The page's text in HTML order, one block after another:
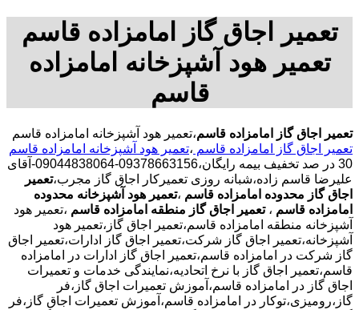
تعمیر اجاق گاز امامزاده قاسم
تعمیر هود آشپزخانه امامزاده
قاسم
تعمیر اجاق گاز امامزاده قاسم،تعمیر هود آشپزخانه امامزاده قاسم
تعمیر اجاق گاز امامزاده قاسم ،تعمیر هود آشپزخانه امامزاده قاسم
30 در صد تخفیف بیمه رایگان،09378663156-09044838064-آقای
علیرضا قاسم زاده،شبانه روزی تعمیرکار اجاق گاز مجرب،تعمیر
اجاق گاز محدوده امامزاده قاسم ،تعمیر هود آشپزخانه محدوده
امامزاده قاسم ، تعمیر اجاق گاز منطقه امامزاده قاسم ،تعمیر هود
آشپزخانه منطقه امامزاده قاسم،تعمیر اجاق گاز،تعمیر هود
آشپزخانه،تعمیر اجاق گاز شرکت،تعمیر اجاق گاز ادارات،تعمیر اجاق
گاز شرکت در امامزاده قاسم،تعمیر اجاق گاز ادارات در امامزاده
قاسم،تعمیر اجاق گاز با نرخ اتحادیه،نمایندگی خدمات و تعمیرات
اجاق گاز در امامزاده قاسم،آموزش تعمیرات اجاق گاز،فر
گاز،رومیزی،توکار در امامزاده قاسم،آموزش تعمیرات اجاق گاز،فر